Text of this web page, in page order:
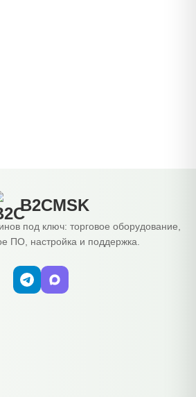
B2CMSK
под ключ: торговое оборудование,
ПО, настройка и поддержка.